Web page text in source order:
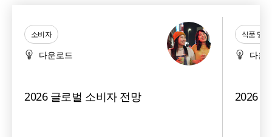
소비자
다운로드
2026 글로벌 소비자 전망
식품 및
다운
2026